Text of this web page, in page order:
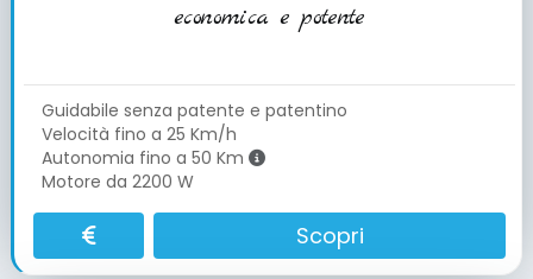
economica e potente
Guidabile senza patente e patentino
Velocità fino a 25 Km/h
Autonomia fino a 50 Km
Motore da 2200 W
Scopri